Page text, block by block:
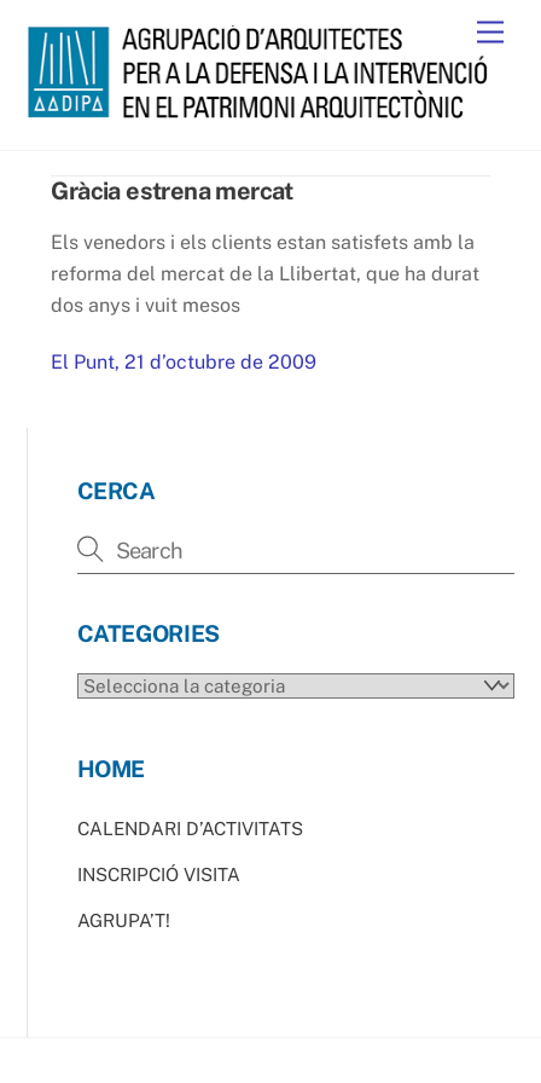
content
Gràcia estrena mercat
Els venedors i els clients estan satisfets amb la
reforma del mercat de la Llibertat, que ha durat
dos anys i vuit mesos
El Punt, 21 d’octubre de 2009
CERCA
CATEGORIES
CATEGORIES
HOME
CALENDARI D’ACTIVITATS
INSCRIPCIÓ VISITA
AGRUPA’T!